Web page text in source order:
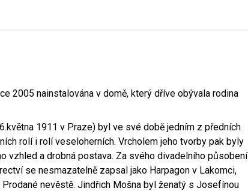
2005 nainstalována v domě, který dříve obývala rodina
1911 v Praze) byl ve své době jedním z předních
rolí i rolí veseloherních. Vrcholem jeho tvorby pak byly
vzhled a drobná postava. Za svého divadelního působení
se nesmazatelně zapsal jako Harpagon v Lakomci,
nevěstě. Jindřich Mošna byl ženatý s Josefínou